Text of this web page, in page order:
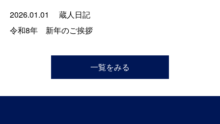
2026.01.01
蔵人日記
令和8年 新年のご挨拶
一覧をみる